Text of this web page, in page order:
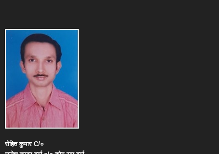
रोहित कुमारC/०